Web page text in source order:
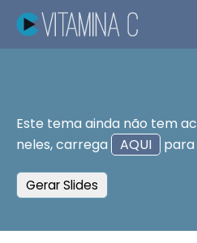
Este tema ainda não tem
neles, carrega
AQUI
Gerar Slides